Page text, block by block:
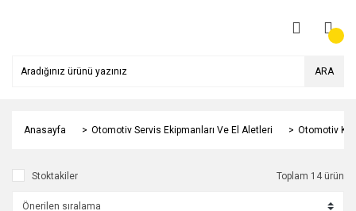
ARA
Anasayfa Otomotiv Servis Ekipmanları Ve El Aletleri Otomotiv
Stoktakiler Toplam 14 ürün